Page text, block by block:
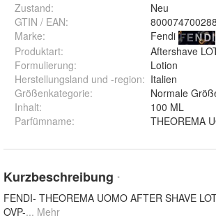
Zustand:
Neu
GTIN / EAN:
Marke:
Fendi
Produktart:
Aftershave
Formulierung:
Lotion
Herstellungsland und -region: Italien
Größenkategorie:
Normale
Inhalt:
100 ML
Parfümname: THEOREMA
Kurzbeschreibung *
FENDI- THEOREMA UOMO AFTER SHAVE
OVP-... Mehr